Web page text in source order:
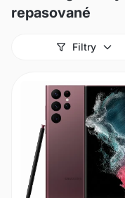
repasované
Filtry